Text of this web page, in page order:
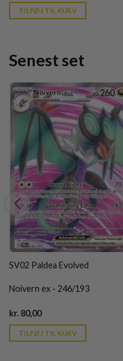
is:
kr. 39,95.
TILFØJ TIL KURV
Senest set
SV02 Paldea Evolved
Noivern ex - 246/193
kr. 80,00Current
is:
kr. 39,95.
TILFØJ TIL KURV